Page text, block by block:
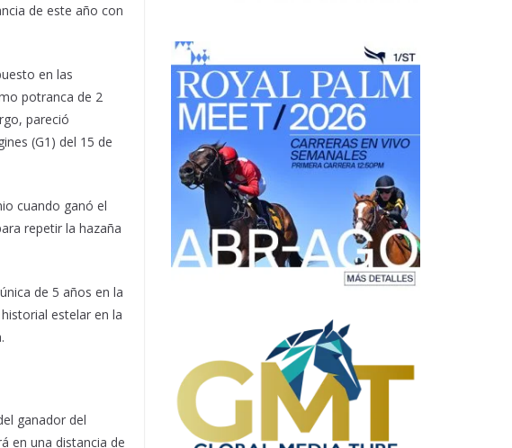
de este año con
en las
potranca de 2
pareció
(G1) del 15 de
cuando ganó el
repetir la hazaña
de 5 años en la
estelar en la
ganador del
en una distancia de